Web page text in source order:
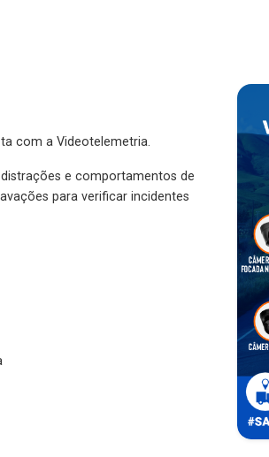
com a Videotelemetria.
e comportamentos de
para verificar incidentes